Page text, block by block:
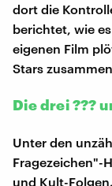
dort die
berichtet, wie
eigenen Film
Stars
Die drei ???
Unter den
Fragezeichen"-
und Kult-